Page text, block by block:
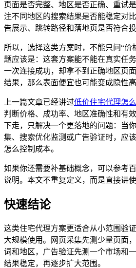
页面是否完整、地区是否正确、重试
注不同地区的搜索结果是否能稳定对
告展示、跳转路径和落地页是否符合投
所以，选择这类方案时，不能只问“价
题应该是：这套方案能不能在真实任
一次连接成功，却拿不到正确地区页
结果，那么表面便宜也可能变成隐性高
上一篇文章已经讲过低价住宅代理怎
判断价格、成功率、地区准确性和有
下走，只解决一个更落地的问题：当
集、搜索优化监测或广告验证时，应
怎么控制成本。
如果你还需要补基础概念，可以参考
说明。本文不重复定义，而是直接讲
快速结论
这类住宅代理方案更适合从小范围验
大规模使用。网页采集先测少量页面
词和地区，广告验证先测一个市场和
结果稳定，再逐步扩大范围。